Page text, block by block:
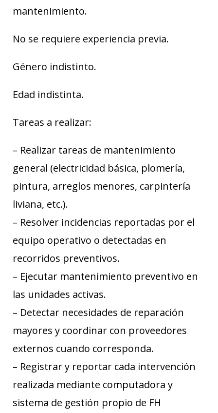
mantenimiento.
No se requiere experiencia previa.
Género indistinto.
Edad indistinta.
Tareas a realizar:
– Realizar tareas de mantenimiento
general (electricidad básica, plomería,
pintura, arreglos menores, carpintería
liviana, etc.).
– Resolver incidencias reportadas por el
equipo operativo o detectadas en
recorridos preventivos.
– Ejecutar mantenimiento preventivo en
las unidades activas.
– Detectar necesidades de reparación
mayores y coordinar con proveedores
externos cuando corresponda.
– Registrar y reportar cada intervención
realizada mediante computadora y
sistema de gestión propio de FH